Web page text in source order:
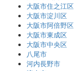
大阪市住之江区
大阪市淀川区
大阪市阿倍野区
大阪市東成区
大阪市中央区
八尾市
河内長野市